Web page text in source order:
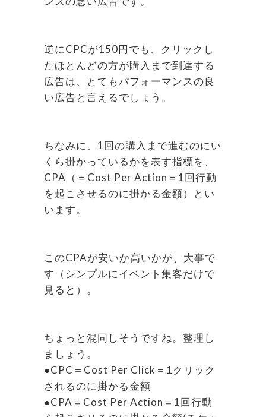
逆にCPCが150円でも、クリックし
たほとんどの方が購入まで到達する
広告は、とてもパフォーマンスの良
い広告と言えるでしょう。
ちなみに、1回の購入まで進むのにい
くら掛かっているかを表す指標を、
CPA（＝Cost Per Action＝1回行動
を起こさせるのに掛かる金額）とい
います。
このCPAが安いか高いかが、大事で
す（シンプルにイベント集客だけで
見ると）。
ちょっと混同しそうですね。整理し
ましょう。
●CPC＝Cost Per Click＝1クリック
されるのに掛かる金額
●CPA＝Cost Per Action＝1回行動